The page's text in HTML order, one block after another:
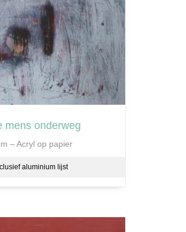
mens onderweg
– Acryl op papier
aluminium lijst